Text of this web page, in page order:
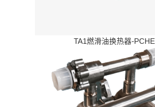
TA1燃滑油换热器-PCHE